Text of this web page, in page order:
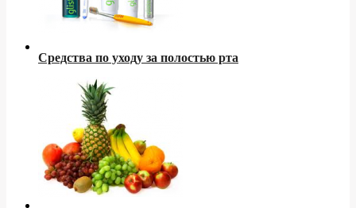
Средства по уходу за полостью рта